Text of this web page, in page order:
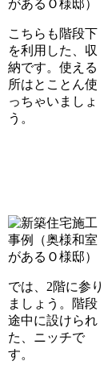
こちらも階段下
を利用した、収
納です。使える
所はとことん使
っちゃいましょ
う。
では、2階に参り
ましょう。階段
途中に設けられ
た、ニッチで
す。